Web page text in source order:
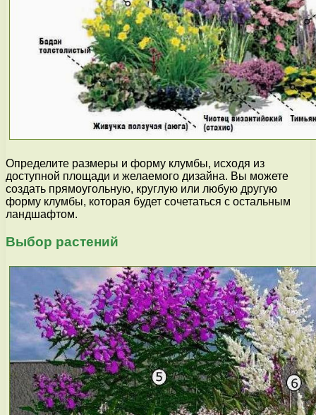
Определите размеры и форму клумбы, исходя из
доступной площади и желаемого дизайна. Вы можете
создать прямоугольную, круглую или любую другую
форму клумбы, которая будет сочетаться с остальным
ландшафтом.
Выбор растений